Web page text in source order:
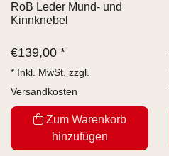
RoB Leder Mund- und
Kinnknebel
€139,00 *
* Inkl. MwSt. zzgl.
Versandkosten
Zum Warenkorb
hinzufügen